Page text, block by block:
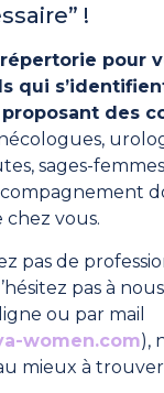
!
pour
qui
des
sages-
chez vous.
pas de
pas à
ou par mail
women.com),
mieux à